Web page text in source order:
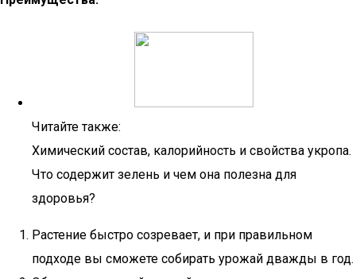
Читайте также:
Химический состав, калорийность и свойства укропа.
Что содержит зелень и чем она полезна для
здоровья?
Растение быстро созревает, и при правильном
подходе вы сможете собирать урожай дважды в год.